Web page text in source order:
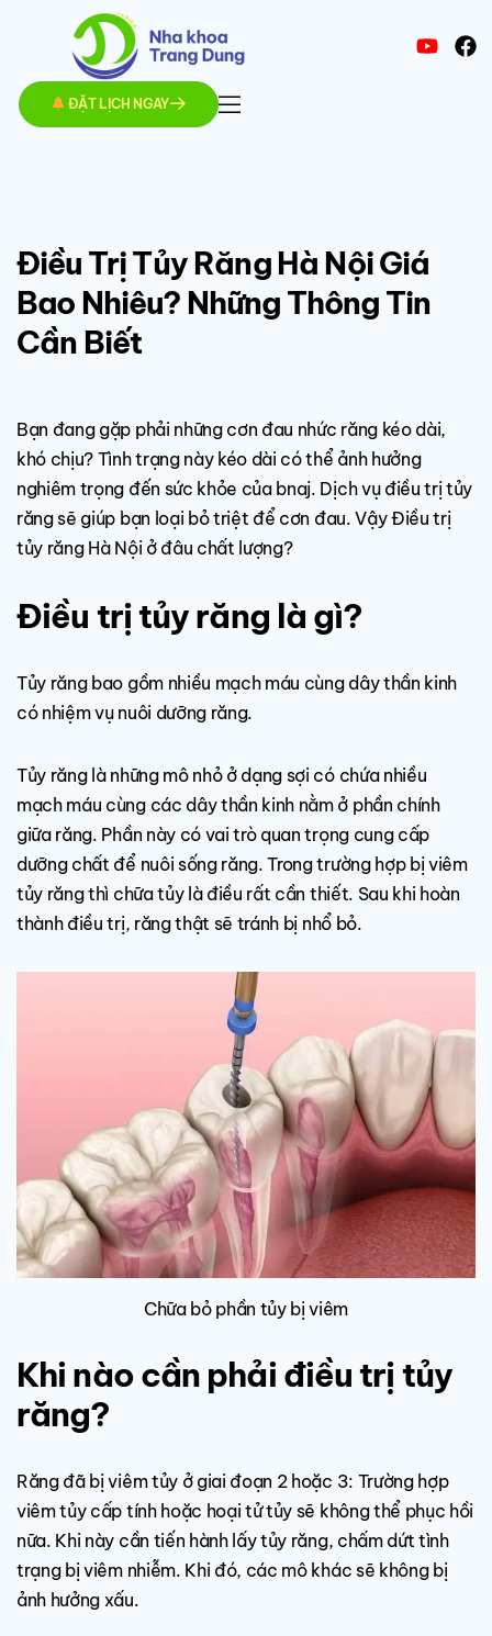
ĐẶT LỊCH NGAY
Điều Trị Tủy Răng Hà Nội Giá
Bao Nhiêu? Những Thông Tin
Cần Biết
Bạn đang gặp phải những cơn đau nhức răng kéo dài,
khó chịu? Tình trạng này kéo dài có thể ảnh hưởng
nghiêm trọng đến sức khỏe của bnaj. Dịch vụ điều trị tủy
răng sẽ giúp bạn loại bỏ triệt để cơn đau. Vậy Điều trị
tủy răng Hà Nội ở đâu chất lượng?
Điều trị tủy răng là gì?
Tủy răng bao gồm nhiều mạch máu cùng dây thần kinh
có nhiệm vụ nuôi dưỡng răng.
Tủy răng là những mô nhỏ ở dạng sợi có chứa nhiều
mạch máu cùng các dây thần kinh nằm ở phần chính
giữa răng. Phần này có vai trò quan trọng cung cấp
dưỡng chất để nuôi sống răng. Trong trường hợp bị viêm
tủy răng thì chữa tủy là điều rất cần thiết. Sau khi hoàn
thành điều trị, răng thật sẽ tránh bị nhổ bỏ.
Chữa bỏ phần tủy bị viêm
Khi nào cần phải điều trị tủy
răng?
Răng đã bị viêm tủy ở giai đoạn 2 hoặc 3: Trường hợp
viêm tủy cấp tính hoặc hoại tử tủy sẽ không thể phục hồi
nữa. Khi này cần tiến hành lấy tủy răng, chấm dứt tình
trạng bị viêm nhiễm. Khi đó, các mô khác sẽ không bị
ảnh hưởng xấu.